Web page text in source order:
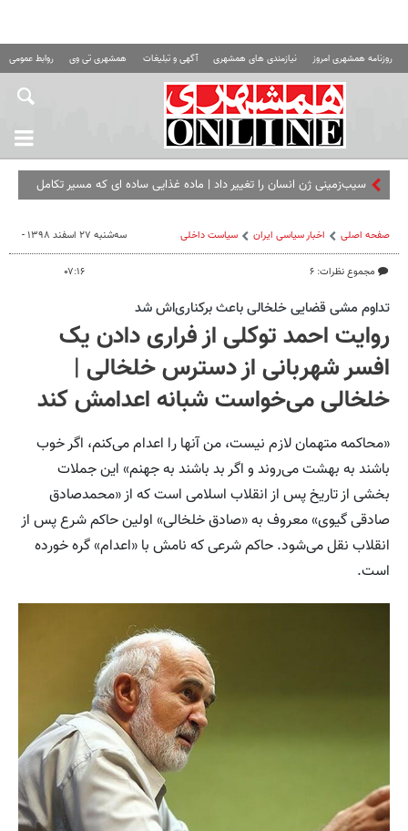
روزنامه همشهری امروز نیازمندی های همشهری آگهی و تبلیغات همشهری تی وی روابط عمومی
سیب‌زمینی ژن انسان را تغییر داد | ماده غذایی ساده ای که مسیر تکامل
صفحه اصلی اخبار سیاسی ایران سیاست داخلی
مجموع نظرات: ۶
سه‌شنبه ۲۷ اسفند ۱۳۹۸ -
۰۷:۱۶
تداوم مشی قضایی خلخالی باعث برکناری‌اش شد
روایت احمد توکلی از فراری دادن یک
افسر شهربانی از دسترس خلخالی |
خلخالی می‌خواست شبانه اعدامش کند
«ﻣﺤﺎﻛﻤﻪ ﻣﺘﻬﻤﺎﻥ ﻻﺯﻡ ﻧﻴﺴﺖ، ﻣﻦ ﺁﻧﻬﺎ ﺭﺍ اعدام می‌کنم، ﺍﮔﺮ ﺧﻮﺏ
ﺑﺎﺷﻨﺪ ﺑﻪ ﺑﻬﺸﺖ ﻣﯽﺭﻭﻧﺪ ﻭ ﺍﮔﺮ ﺑﺪ ﺑﺎﺷﻨﺪ ﺑﻪ ﺟﻬﻨﻢ» این جملات
بخشی از تاریخ پس از انقلاب اسلامی است که از «محمدصادق
صادقی گیوی» معروف به «صادق خلخالی» اولین حاکم شرع پس از
انقلاب نقل می‌شود. حاکم شرعی که نامش با «اعدام» گره خورده
است.